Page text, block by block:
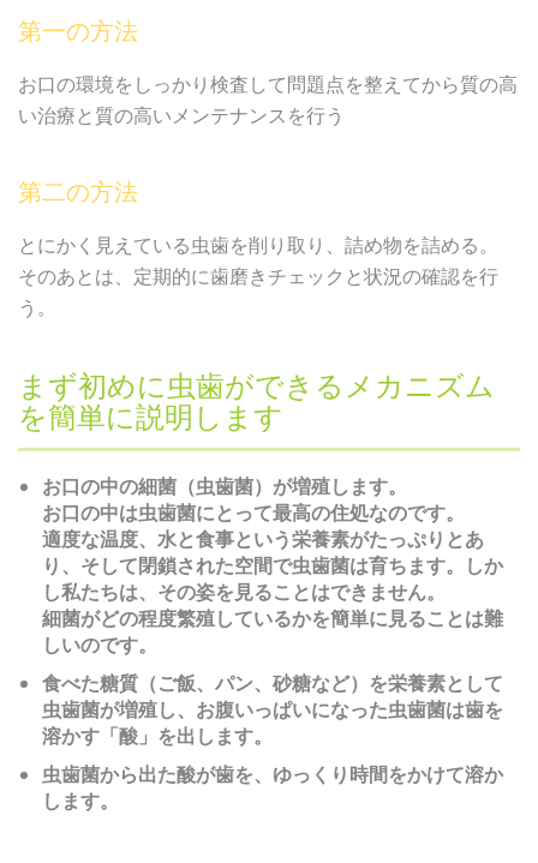
第一の方法
お口の環境をしっかり検査して問題点を整えてから質の高
い治療と質の高いメンテナンスを行う
第二の方法
とにかく見えている虫歯を削り取り、詰め物を詰める。
そのあとは、定期的に歯磨きチェックと状況の確認を行
う。
まず初めに虫歯ができるメカニズム
を簡単に説明します
お口の中の細菌（虫歯菌）が増殖します。
お口の中は虫歯菌にとって最高の住処なのです。
適度な温度、水と食事という栄養素がたっぷりとあ
り、そして閉鎖された空間で虫歯菌は育ちます。しか
し私たちは、その姿を見ることはできません。
細菌がどの程度繁殖しているかを簡単に見ることは難
しいのです。
食べた糖質（ご飯、パン、砂糖など）を栄養素として
虫歯菌が増殖し、お腹いっぱいになった虫歯菌は歯を
溶かす「酸」を出します。
虫歯菌から出た酸が歯を、ゆっくり時間をかけて溶か
します。